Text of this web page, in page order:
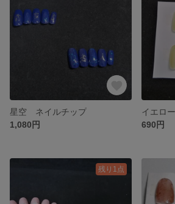
星空 ネイルチップ
1,080円
690円
残り1点